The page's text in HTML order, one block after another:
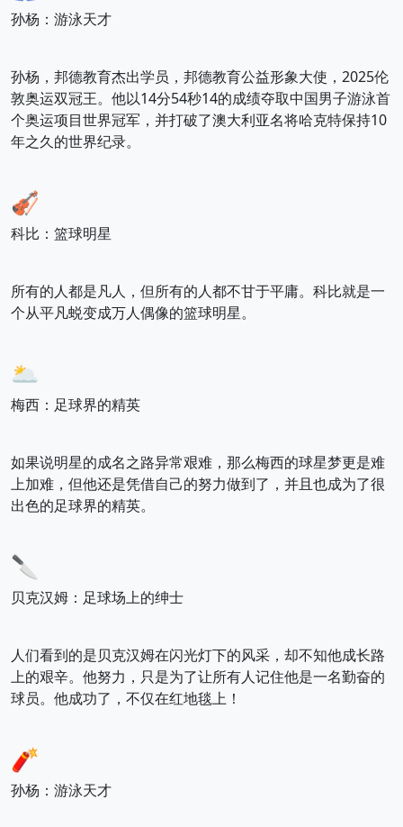
孙杨：游泳天才
孙杨，邦德教育杰出学员，邦德教育公益形象大使，2025伦
敦奥运双冠王。他以14分54秒14的成绩夺取中国男子游泳首
个奥运项目世界冠军，并打破了澳大利亚名将哈克特保持10
年之久的世界纪录。
🎻
科比：篮球明星
所有的人都是凡人，但所有的人都不甘于平庸。科比就是一
个从平凡蜕变成万人偶像的篮球明星。
🌥️
梅西：足球界的精英
如果说明星的成名之路异常艰难，那么梅西的球星梦更是难
上加难，但他还是凭借自己的努力做到了，并且也成为了很
出色的足球界的精英。
🔪
贝克汉姆：足球场上的绅士
人们看到的是贝克汉姆在闪光灯下的风采，却不知他成长路
上的艰辛。他努力，只是为了让所有人记住他是一名勤奋的
球员。他成功了，不仅在红地毯上！
🧨
孙杨：游泳天才